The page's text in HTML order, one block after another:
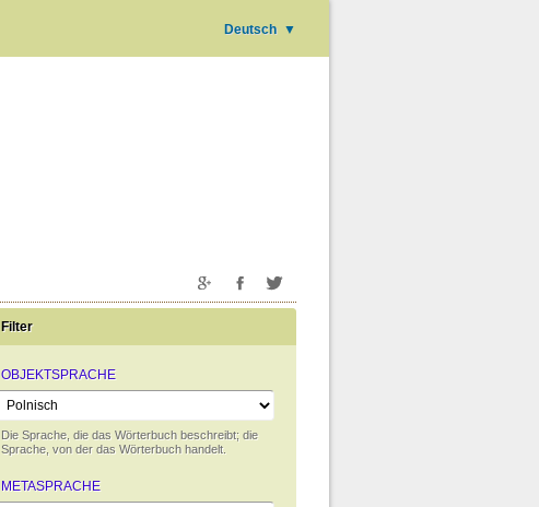
Deutsch ▼
Filter
OBJEKTSPRACHE
Die Sprache, die das Wörterbuch beschreibt; die
Sprache, von der das Wörterbuch handelt.
METASPRACHE